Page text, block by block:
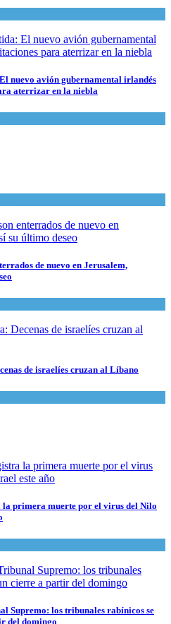
nuevo avión gubernamental irlandés
aterrizar en la niebla
de nuevo en Jerusalem,
de israelíes cruzan al Líbano
primera muerte por el virus del Nilo
Supremo: los tribunales rabínicos se
del domingo